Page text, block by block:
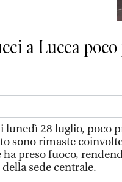
a Lucca
lunedì 28 luglio, poco
sono rimaste
preso fuoco,
sede centrale.